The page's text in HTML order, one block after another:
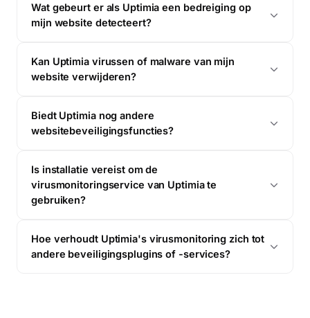
Kwartaalbeveiligingsrapport
Maandelijks malware-overzicht
Dagelijkse scansamenvatting
Wat gebeurt er als Uptimia een bedreiging op
mijn website detecteert?
Kan Uptimia virussen of malware van mijn
website verwijderen?
Biedt Uptimia nog andere
websitebeveiligingsfuncties?
Is installatie vereist om de
virusmonitoringservice van Uptimia te
gebruiken?
Hoe verhoudt Uptimia's virusmonitoring zich tot
andere beveiligingsplugins of -services?